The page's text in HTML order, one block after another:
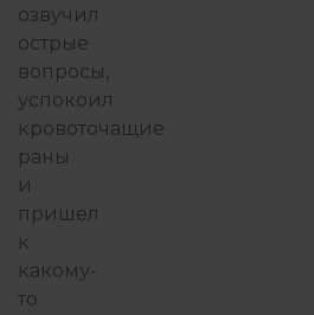
озвучил
острые
вопросы,
успокоил
кровоточащие
раны
и
пришел
к
какому-
то